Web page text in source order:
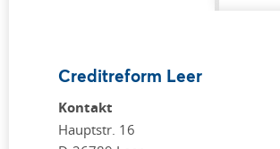
Creditreform Leer
Kontakt
Hauptstr. 16